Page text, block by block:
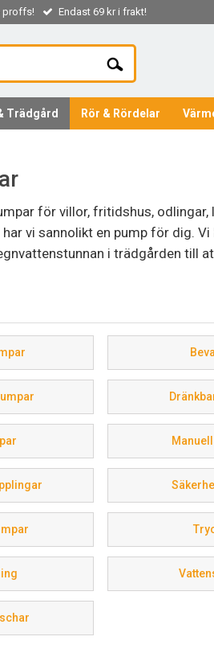
proffs! Endast 69 kr i frakt!
Trädgård Rör & Rördelar
för villor, fritidshus,
vi sannolikt en pump för dig.
i trädgården till
i branschen och ett stort
– rådgivning
av pumpar för dricksvatten,
så hjälper vi dig att köpa
av intresse. Välkommen!